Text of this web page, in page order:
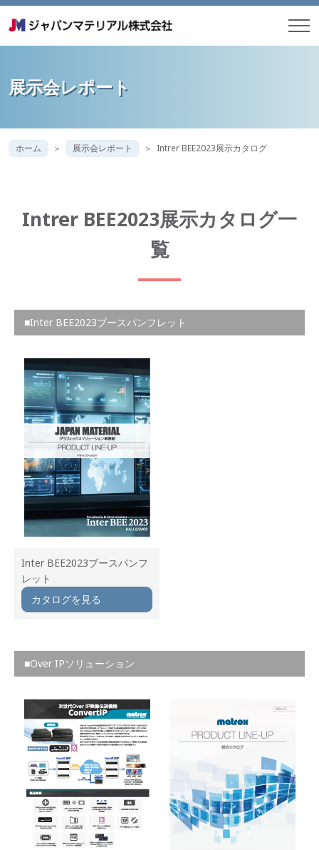
展示会レポート
ホーム 展示会レポート Intrer BEE2023展示カタログ
Intrer BEE2023展示カタログ一
覧
■Inter BEE2023ブースパンフレット
Inter BEE2023ブースパンフ
レット
カタログを見る
■Over IPソリューション